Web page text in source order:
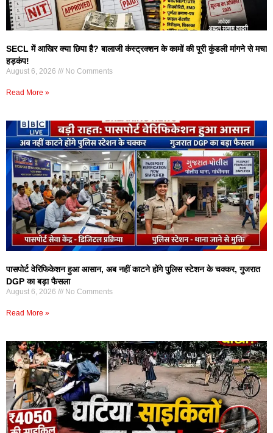
SECL में आखिर क्या छिपा है? बालाजी कंस्ट्रक्शन के कामों की पूरी कुंडली मांगने से मचा
हड़कंप!
August 6, 2026 No Comments
Read More »
पासपोर्ट वेरिफिकेशन हुआ आसान, अब नहीं काटने होंगे पुलिस स्टेशन के चक्कर, गुजरात
DGP का बड़ा फैसला
August 6, 2026 No Comments
Read More »